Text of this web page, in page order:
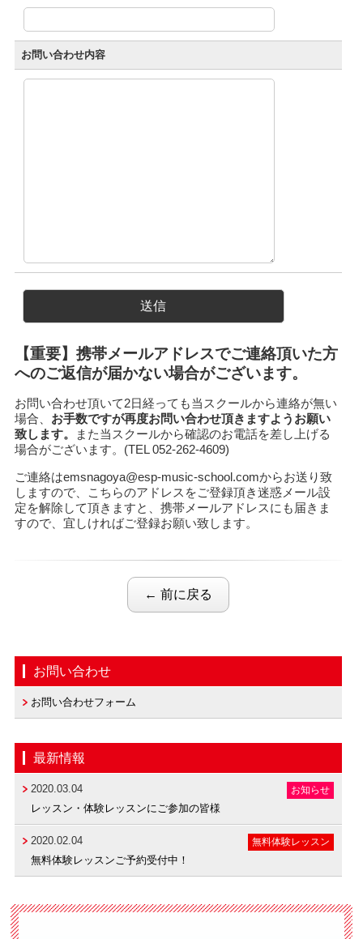
お問い合わせ内容
【重要】携帯メールアドレスでご連絡頂いた方
へのご返信が届かない場合がございます。
お問い合わせ頂いて2日経っても当スクールから連絡が無い
場合、 お手数ですが再度お問い合わせ頂きますようお願い
致します。
また当スクールから確認のお電話を差し上げる
場合がございます。(TEL 052-262-4609)
ご連絡はemsnagoya@esp-music-school.comからお送り致
しますので、こちらのアドレスをご登録頂き迷惑メール設
定を解除して頂きますと、携帯メールアドレスにも届きま
すので、宜しければご登録お願い致します。
← 前に戻る
お問い合わせ
お問い合わせフォーム
最新情報
2020.03.04 お知らせ
レッスン・体験レッスンにご参加の皆様
2020.02.04 無料体験レッスン
無料体験レッスンご予約受付中！